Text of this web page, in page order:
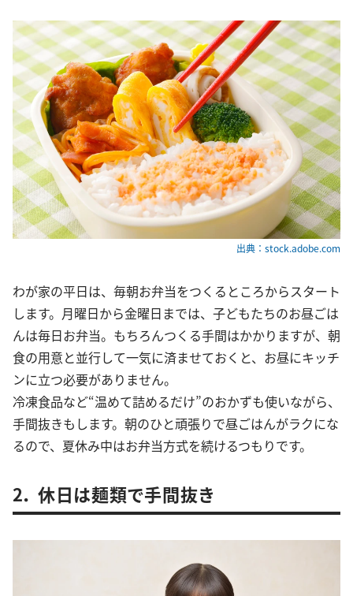
出典：stock.adobe.com
わが家の平日は、毎朝お弁当をつくるところからスタート
します。月曜日から金曜日までは、子どもたちのお昼ごは
んは毎日お弁当。もちろんつくる手間はかかりますが、朝
食の用意と並行して一気に済ませておくと、お昼にキッチ
ンに立つ必要がありません。
冷凍食品など“温めて詰めるだけ”のおかずも使いながら、
手間抜きもします。朝のひと頑張りで昼ごはんがラクにな
るので、夏休み中はお弁当方式を続けるつもりです。
2． 休日は麺類で手間抜き